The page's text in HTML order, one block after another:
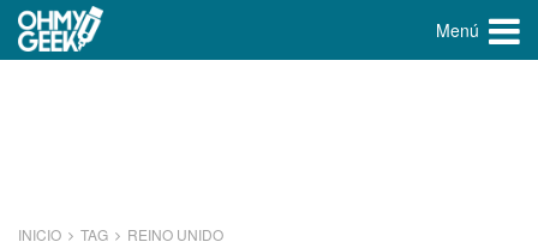
Menú
INICIO TAG REINO UNIDO